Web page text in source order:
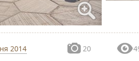
2014 20